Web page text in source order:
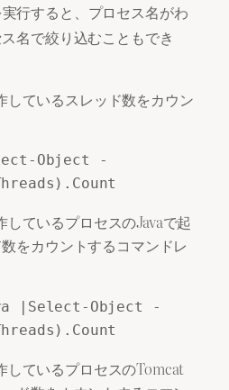
行すると、プロセス名がわ
名で絞り込むこともでき
ているスレッド数をカウン
Object -
ているプロセスのJavaで起
をカウントするコマンドレ
|Select-Object -
しているプロセスのTomcat